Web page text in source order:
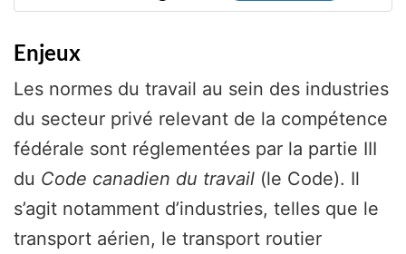
Enjeux
Les normes du travail au sein des industries
du secteur privé relevant de la compétence
fédérale sont réglementées par la partie III
du Code canadien du travail (le Code). Il
s’agit notamment d’industries, telles que le
transport aérien, le transport routier